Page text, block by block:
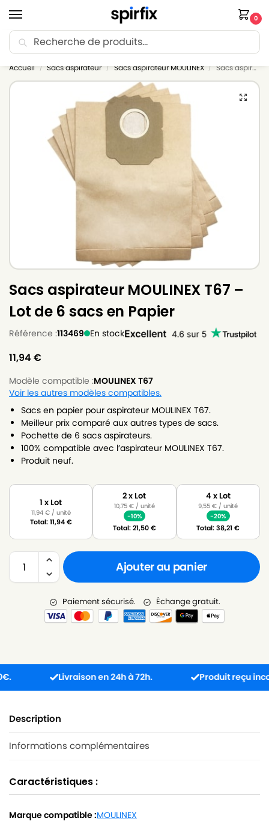
0
🚚 Livraison Point Relais offerte dès 30€ d’achat.
Accueil / Sacs aspirateur / Sacs aspirateur MOULINEX / Sacs aspirateur MOULINEX T67 – Lot de 6 sacs en Papier
Sacs aspirateur MOULINEX T67 –
Lot de 6 sacs en Papier
Référence :113469 En stock
11,94 €
Modèle compatible :MOULINEX T67
Voir les autres modèles compatibles.
Sacs en papier pour aspirateur MOULINEX T67.
Meilleur prix comparé aux autres types de sacs.
Pochette de 6 sacs aspirateurs.
100% compatible avec l’aspirateur MOULINEX T67.
Produit neuf.
1 x Lot
11,94 €/ unité
Total:11,94€
2 x Lot
10,75 €/ unité
-10%
Total:21,50€
4 x Lot
9,55€ / unité
-20%
Total:38,21€
Ajouter au panier
Paiement sécurisé. Échange gratuit.
Livraison en 24h à 72h. Produit reçu
Description
Informations complémentaires
Caractéristiques :
Marque compatible :MOULINEX